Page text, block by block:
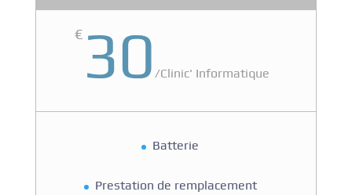
€30 /Clinic' Informatique
Batterie
Prestation de remplacement